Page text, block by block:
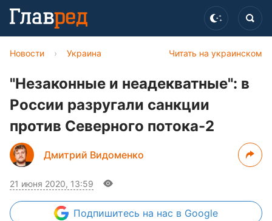
Читать на украинском
Новости › Украина
"Незаконные и неадекватные": в
России разругали санкции
против Северного потока-2
Дмитрий Видоменко
21 июня 2020, 13:59
Подпишитесь на нас в Google